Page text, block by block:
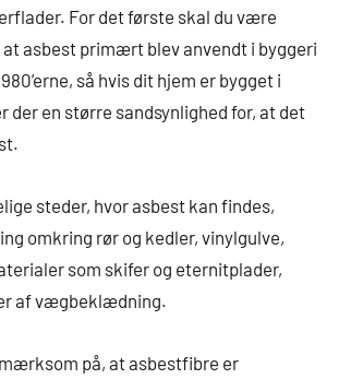
For det første skal du være
asbest primært blev anvendt i byggeri
så hvis dit hjem er bygget i
der en større sandsynlighed for, at det
steder, hvor asbest kan findes,
omkring rør og kedler, vinylgulve,
som skifer og eternitplader,
af vægbeklædning.
på, at asbestfibre er